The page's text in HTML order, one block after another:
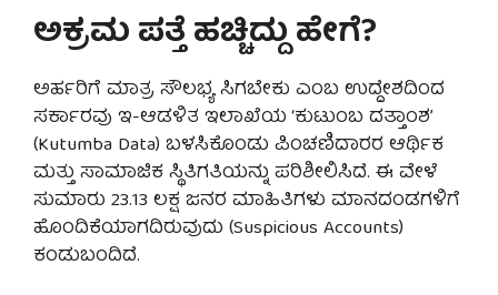
ಅಕ್ರಮ ಪತ್ತೆ ಹಚ್ಚಿದ್ದು ಹೇಗೆ?
ಅರ್ಹರಿಗೆ ಮಾತ್ರ ಸೌಲಭ್ಯ ಸಿಗಬೇಕು ಎಂಬ ಉದ್ದೇಶದಿಂದ
ಸರ್ಕಾರವು ಇ-ಆಡಳಿತ ಇಲಾಖೆಯ ‘ಕುಟುಂಬ ದತ್ತಾಂಶ’
(Kutumba Data) ಬಳಸಿಕೊಂಡು ಪಿಂಚಣಿದಾರರ ಆರ್ಥಿಕ
ಮತ್ತು ಸಾಮಾಜಿಕ ಸ್ಥಿತಿಗತಿಯನ್ನು ಪರಿಶೀಲಿಸಿದೆ. ಈ ವೇಳೆ
ಸುಮಾರು 23.13 ಲಕ್ಷ ಜನರ ಮಾಹಿತಿಗಳು ಮಾನದಂಡಗಳಿಗೆ
ಹೊಂದಿಕೆಯಾಗದಿರುವುದು (Suspicious Accounts)
ಕಂಡುಬಂದಿದೆ.